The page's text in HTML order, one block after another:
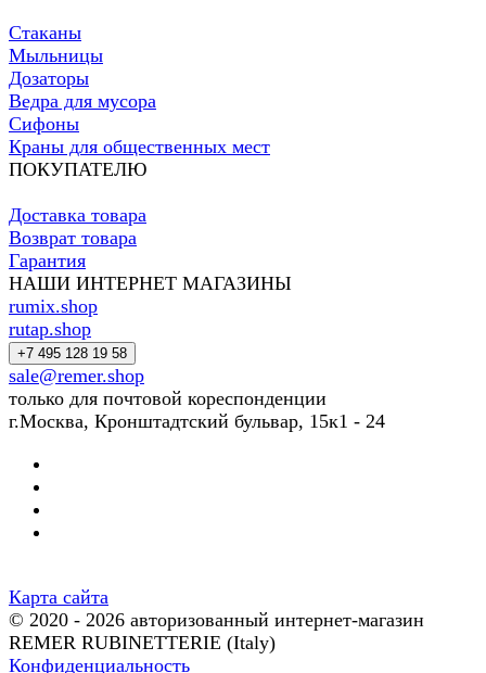
Стаканы
Мыльницы
Дозаторы
Ведра для мусора
Сифоны
Краны для общественных мест
ПОКУПАТЕЛЮ
Доставка товара
Возврат товара
Гарантия
НАШИ ИНТЕРНЕТ МАГАЗИНЫ
rumix.shop
rutap.shop
+7 495 128 19 58
sale@remer.shop
только для почтовой кореспонденции
г.Москва, Кронштадтский бульвар, 15к1 - 24
Карта сайта
© 2020 - 2026 авторизованный интернет-магазин
REMER RUBINETTERIE (Italy)
Конфиденциальность